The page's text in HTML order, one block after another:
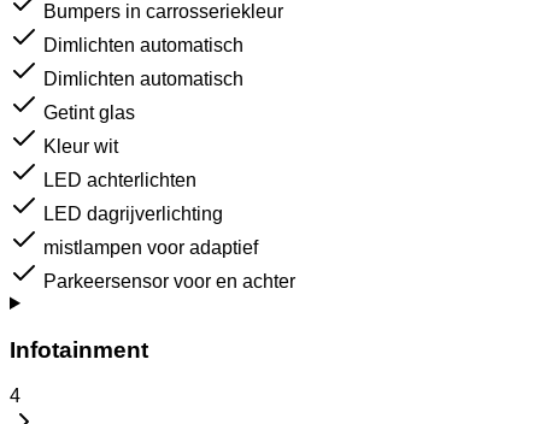
Bumpers in carrosseriekleur
Dimlichten automatisch
Dimlichten automatisch
Getint glas
Kleur wit
LED achterlichten
LED dagrijverlichting
mistlampen voor adaptief
Parkeersensor voor en achter
Infotainment
4